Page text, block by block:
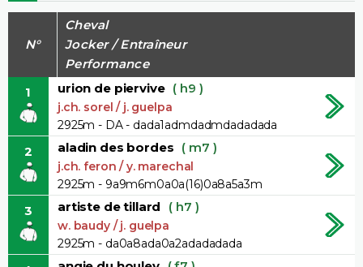
N°
Cheval
Jocker / Entraîneur
Performance
1
urion de piervive ( h9 )
j.ch. sorel / j. guelpa
2925m - DA - dada1admdadmdadadada
2 aladin des bordes ( m7 )
j.ch. feron / y. marechal
2925m - 9a9m6m0a0a(16)0a8a5a3m
3 artiste de tillard ( h7 )
w. baudy / j. guelpa
2925m - da0a8ada0a2adadadada